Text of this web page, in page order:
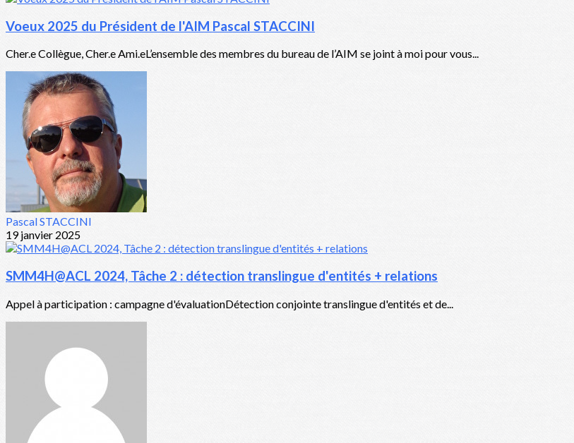
Voeux 2025 du Président de l'AIM Pascal STACCINI
Cher.e Collègue, Cher.e Ami.eL’ensemble des membres du bureau de l’AIM se joint à moi pour vous...
Pascal STACCINI
19 janvier 2025
SMM4H@ACL 2024, Tâche 2 : détection translingue d'entités + relations
Appel à participation : campagne d'évaluationDétection conjointe translingue d'entités et de...